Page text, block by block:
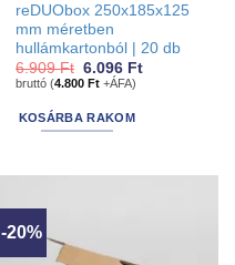
reDUObox 250x185x125
mm méretben
hullámkartonból | 20 db
6.909Ft Original
price
6.909 Ft.
6.096 FtCurrent
bruttó (4.800Ft +ÁFA)
KOSÁRBA RAKOM
-20%